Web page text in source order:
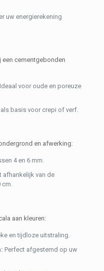
uw energierekening
een cementgebonden
Ideaal voor oude en poreuze
basis voor crepi of verf.
en afwerking:
4 en 6 mm.
afhankelijk van de
aan kleuren:
en tijdloze uitstraling.
Perfect afgestemd op uw